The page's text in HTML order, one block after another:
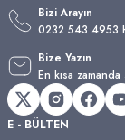
Bizi Arayın
0232 543 4953
Bize Yazın
En kısa
E - BÜLTEN